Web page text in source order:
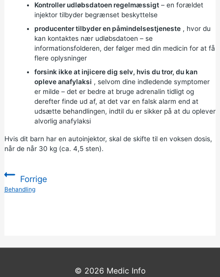
Kontroller udløbsdatoen regelmæssigt– en forældet
injektor tilbyder begrænset beskyttelse
producenter tilbyder en påmindelsestjeneste, hvor du
kan kontaktes nær udløbsdatoen – se
informationsfolderen, der følger med din medicin for at få
flere oplysninger
forsink ikke at injicere dig selv, hvis du tror, du kan
opleve anafylaksi , selvom dine indledende symptomer
er milde – det er bedre at bruge adrenalin tidligt og
derefter finde ud af, at det var en falsk alarm end at
udsætte behandlingen, indtil du er sikker på at du oplever
alvorlig anafylaksi
Hvis dit barn har en autoinjektor, skal de skifte til en voksen dosis,
når de når 30 kg (ca. 4,5 sten).
Forrige
:Behandling
© 2026 Medic Info